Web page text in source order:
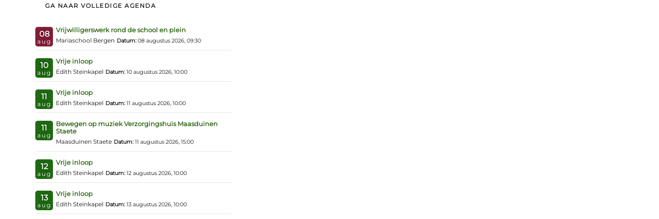
GA NAAR VOLLEDIGE AGENDA
08
aug
Vrijwilligerswerk rond de school en plein
Mariaschool Bergen Datum: 08 augustus 2026, 09:30
10
aug
Vrije inloop
Edith Steinkapel Datum: 10 augustus 2026, 10:00
11
aug
Vrije inloop
Edith Steinkapel Datum: 11 augustus 2026, 10:00
11
aug
Bewegen op muziek Verzorgingshuis Maasduinen
Staete
Maasduinen Staete Datum: 11 augustus 2026, 15:00
12
aug
Vrije inloop
Edith Steinkapel Datum: 12 augustus 2026, 10:00
13
aug
Vrije inloop
Edith Steinkapel Datum: 13 augustus 2026, 10:00